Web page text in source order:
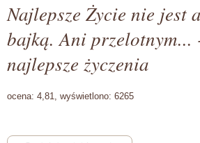
Najlepsze Życie nie jest
bajką. Ani przelotnym...
najlepsze życzenia
ocena: 4,81, wyświetlono: 6265